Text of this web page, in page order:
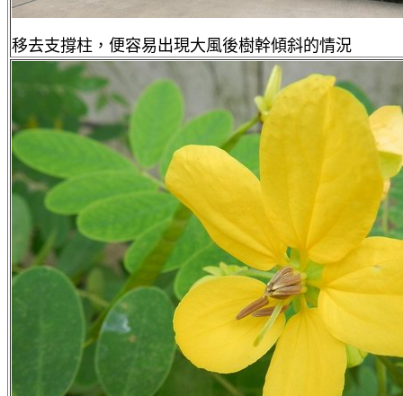
移去支撐柱，便容易出現大風後樹幹傾斜的情況